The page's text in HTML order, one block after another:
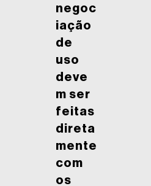
negoc
iação
de
uso
deve
m ser
feitas
direta
mente
com
os